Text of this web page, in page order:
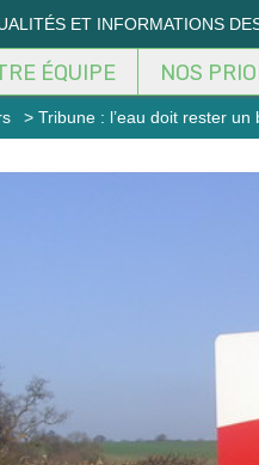
ET INFORMATIONS
ÉQUIPE NOS
> Tribune : l’eau doit rester